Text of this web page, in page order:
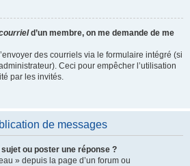
d’un membre, on me demande de me
des courriels via le formulaire intégré (si
Ceci pour empêcher l’utilisation
par les invités.
de messages
ou poster une réponse ?
» depuis la page d’un forum ou